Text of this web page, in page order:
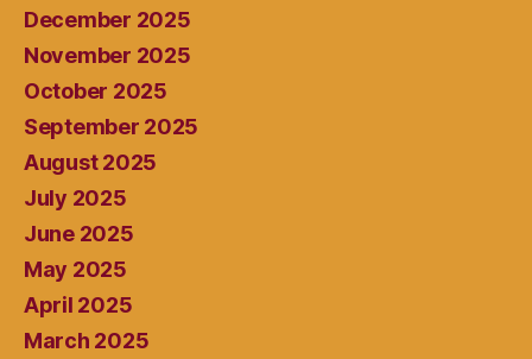
December 2025
November 2025
October 2025
September 2025
August 2025
July 2025
June 2025
May 2025
April 2025
March 2025